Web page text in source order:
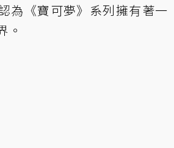
為《寶可夢》系列擁有著一
。